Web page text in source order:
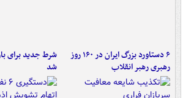
۶ دستاورد بزرگ ایران در ۱۶۰ روز
رهبری رهبر انقلاب
شرط جدید برای
شد